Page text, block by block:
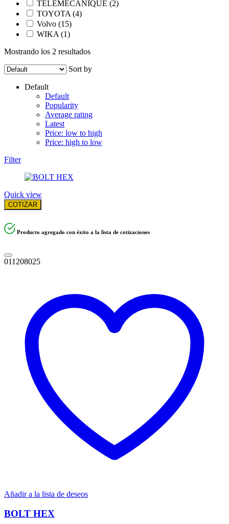
TELEMECANIQUE (2)
TOYOTA (4)
Volvo (15)
WIKA (1)
Mostrando los 2 resultados
Sort by
Default
Default
Popularity
Average rating
Latest
Price: low to high
Price: high to low
Filter
Quick view
COTIZAR
Producto agregado con éxito a la lista de cotizaciones
011208025
Añadir a la lista de deseos
BOLT HEX